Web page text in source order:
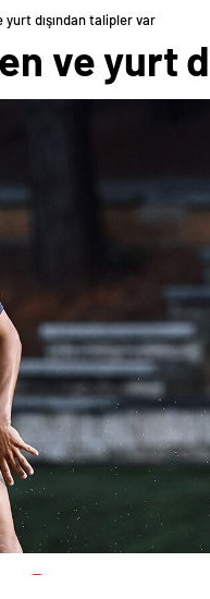
yurt dışından talipler var
ve yurt